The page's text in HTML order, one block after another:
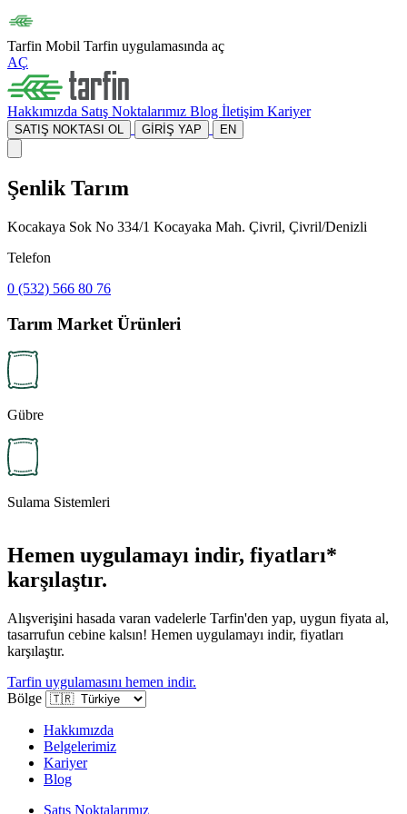
Tarfin Mobil Tarfin uygulamasında aç
AÇ
Hakkımızda Satış Noktalarımız Blog İletişim Kariyer
SATIŞ NOKTASI OL GİRİŞ YAP EN
Şenlik Tarım
Kocakaya Sok No 334/1 Kocayaka Mah. Çivril, Çivril/Denizli
Telefon
0 (532) 566 80 76
Tarım Market Ürünleri
Gübre
Sulama Sistemleri
Hemen uygulamayı indir, fiyatları*
karşılaştır.
Alışverişini hasada varan vadelerle Tarfin'den yap, uygun fiyata al,
tasarrufun cebine kalsın! Hemen uygulamayı indir, fiyatları
karşılaştır.
Tarfin uygulamasını hemen indir.
Bölge
Hakkımızda
Belgelerimiz
Kariyer
Blog
Satış Noktalarımız